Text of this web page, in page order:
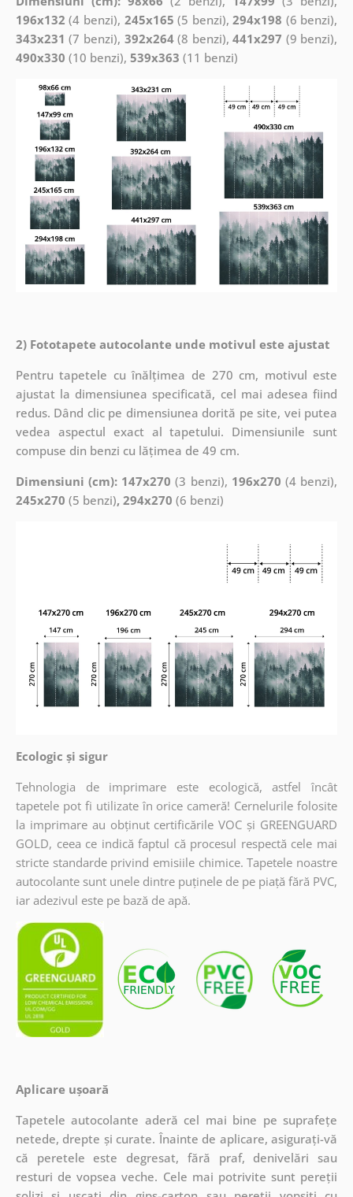
196x132 (4 benzi), 245x165 (5 benzi),294x198 (6 benzi),
343x231 (7 benzi), 392x264(8 benzi),441x297 (9 benzi),
490x330 (10 benzi), 539x363 (11 benzi)
2) Fototapete autocolante unde motivul este ajustat
Pentru tapetele cu înălțimea de 270 cm, motivul este
ajustat la dimensiunea specificată, cel mai adesea fiind
redus. Dând clic pe dimensiunea dorită pe site, vei putea
vedea aspectul exact al tapetului. Dimensiunile sunt
compuse din benzi cu lățimea de 49 cm.
Dimensiuni (cm): 147x270 (3 benzi), 196x270 (4 benzi),
245x270 (5 benzi), 294x270 (6 benzi)
Ecologic și sigur
Tehnologia de imprimare este ecologică, astfel încât
tapetele pot fi utilizate în orice cameră! Cernelurile folosite
la imprimare au obținut certificările VOC și GREENGUARD
GOLD, ceea ce indică faptul că procesul respectă cele mai
stricte standarde privind emisiile chimice. Tapetele noastre
autocolante sunt unele dintre puținele de pe piață fără PVC,
iar adezivul este pe bază de apă.
Aplicare ușoară
Tapetele autocolante aderă cel mai bine pe suprafețe
netede, drepte și curate. Înainte de aplicare, asigurați-vă
că peretele este degresat, fără praf, denivelări sau
resturi de vopsea veche. Cele mai potrivite sunt pereții